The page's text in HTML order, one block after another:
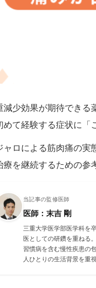
減少効果が期待でき
て経験する症状に「
ャロによる筋肉痛の
を継続するための参
当記事の監修医師
医師：末吉 剛
三重大学医学部医学科を
医としての研鑽を重ねる
習慣病を含む慢性疾患の
人ひとりの生活背景を重